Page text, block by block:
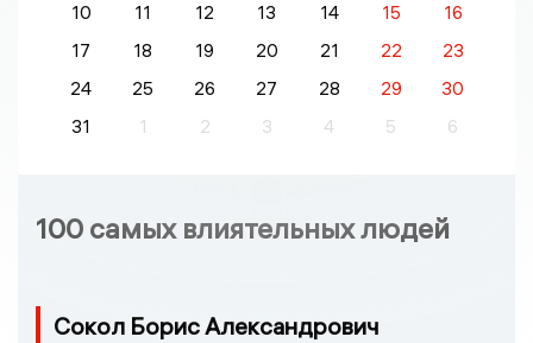
10
11 12 13 14 15
16
17
18 19 20 21 22
23
24
25 26 27 28 29
30
31
1 2 3 4 5 6
100 самых влиятельных людей
Сокол Борис Александрович